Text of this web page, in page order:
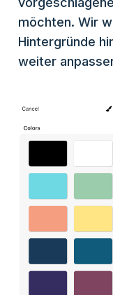
möchten. Wir
Hintergründe
weiter